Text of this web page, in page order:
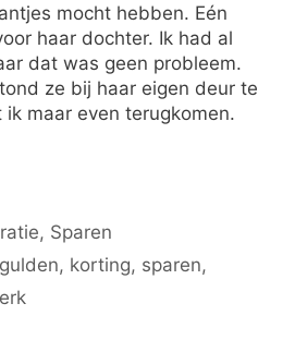
mocht hebben. Eén
haar dochter. Ik had al
dat was geen probleem.
ze bij haar eigen deur te
maar even terugkomen.
, Sparen
gulden, korting, sparen,